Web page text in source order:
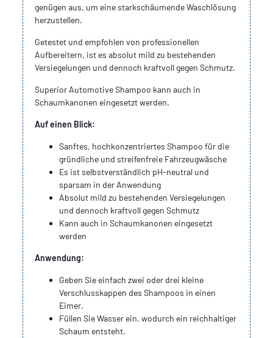
genügen aus, um eine starkschäumende Waschlösung
herzustellen.
Getestet und empfohlen von professionellen
Aufbereitern, ist es absolut mild zu bestehenden
Versiegelungen und dennoch kraftvoll gegen Schmutz.
Superior Automotive Shampoo kann auch in
Schaumkanonen eingesetzt werden.
Auf einen Blick:
Sanftes, hochkonzentriertes Shampoo für die
gründliche und streifenfreie Fahrzeugwäsche
Es ist selbstverständlich pH-neutral und
sparsam in der Anwendung
Absolut mild zu bestehenden Versiegelungen
und dennoch kraftvoll gegen Schmutz
Kann auch in Schaumkanonen eingesetzt
werden
Anwendung:
Geben Sie einfach zwei oder drei kleine
Verschlusskappen des Shampoos in einen
Eimer.
Füllen Sie Wasser ein, wodurch ein reichhaltiger
Schaum entsteht.